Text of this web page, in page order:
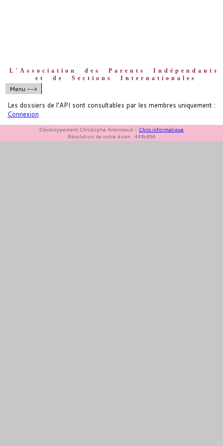
L'Association des Parents Indépendants
et de Sections Internationales
Menu -->
Les dossiers de l'API sont consultables par les membres uniquement :
Connexion
Développement Christophe Arsonnaud - Chris informatique
Résolution de votre écran : 448x896